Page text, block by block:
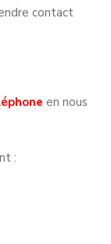
contact
en nous
: